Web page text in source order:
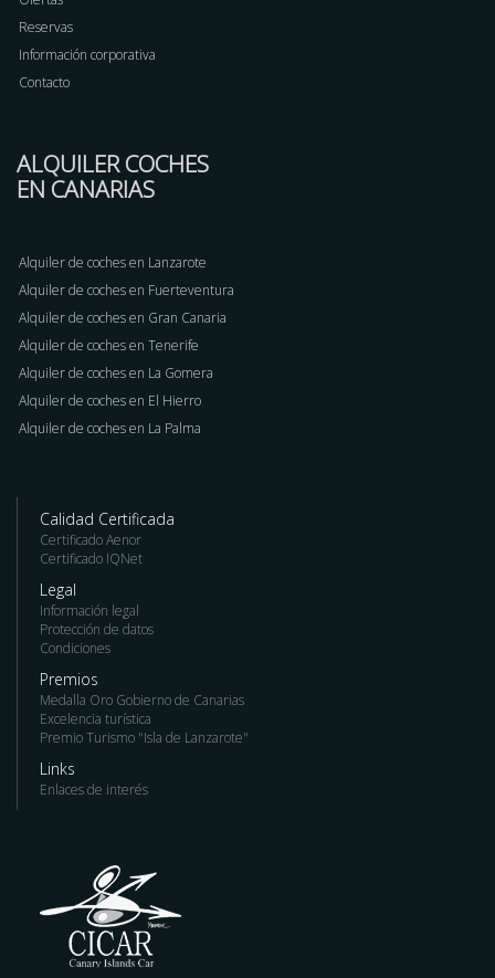
Reservas
Información corporativa
Contacto
ALQUILER COCHES
EN CANARIAS
Alquiler de coches en Lanzarote
Alquiler de coches en Fuerteventura
Alquiler de coches en Gran Canaria
Alquiler de coches en Tenerife
Alquiler de coches en La Gomera
Alquiler de coches en El Hierro
Alquiler de coches en La Palma
Calidad Certificada
Certificado Aenor
Certificado IQNet
Legal
Información legal
Protección de datos
Condiciones
Premios
Medalla Oro Gobierno de Canarias
Excelencia turística
Premio Turismo "Isla de Lanzarote"
Links
Enlaces de interés